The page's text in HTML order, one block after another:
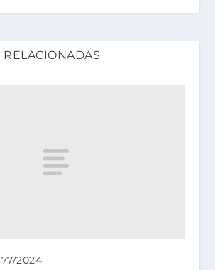
RELACIONADAS
2024